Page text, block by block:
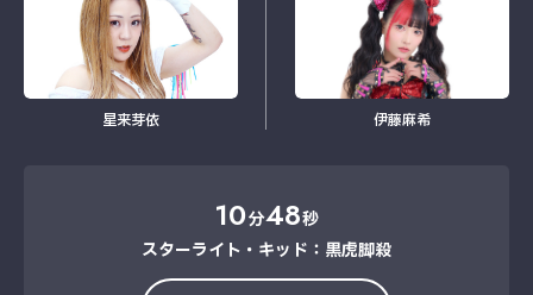
星来芽依 伊藤麻希
10分48秒
スターライト・キッド：黒虎脚殺